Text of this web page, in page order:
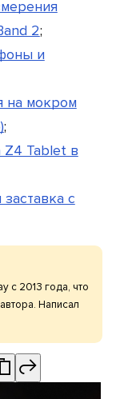
2;
и
на мокром
;
Z4 Tablet в
с
с 2013 года, что
Написал